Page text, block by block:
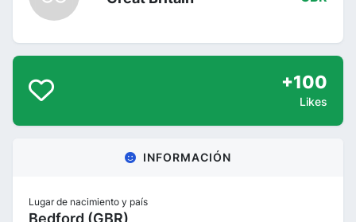
+100
Likes
INFORMACIÓN
Lugar de nacimiento y país
Bedford (GBR)